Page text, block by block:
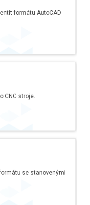
formátu AutoCAD
CNC stroje.
se stanovenými